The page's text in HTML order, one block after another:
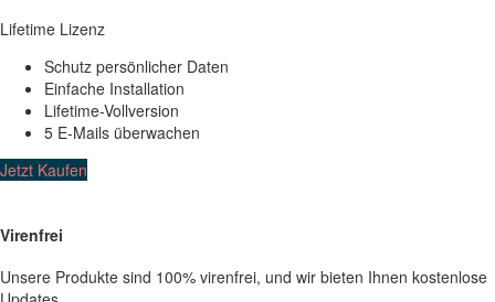
Lifetime Lizenz
Schutz persönlicher Daten
Einfache Installation
Lifetime-Vollversion
5 E-Mails überwachen
Jetzt Kaufen
Virenfrei
Unsere Produkte sind 100% virenfrei, und wir bieten Ihnen kostenlose